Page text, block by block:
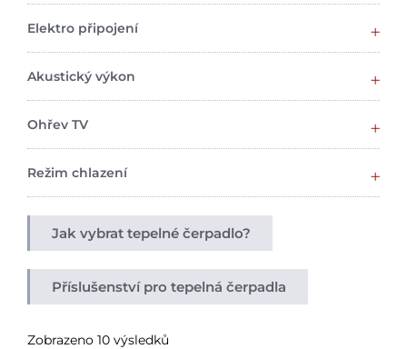
Elektro připojení
Akustický výkon
Ohřev TV
Režim chlazení
Jak vybrat tepelné čerpadlo?
Příslušenství pro tepelná čerpadla
Zobrazeno 10 výsledků